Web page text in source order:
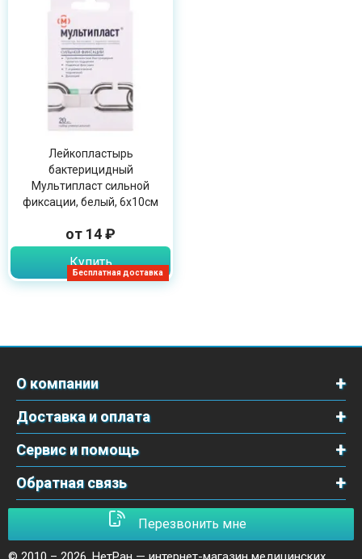
Бесплатная доставка
Лейкопластырь
бактерицидный
Мультипласт сильной
фиксации, белый, 6х10см
от 14 ₽
Купить
О компании
Доставка и оплата
Сервис и помощь
Обратная связь
Перезвонить мне